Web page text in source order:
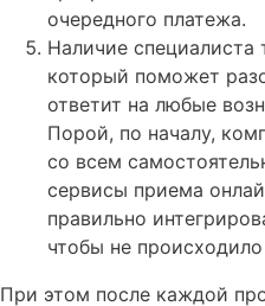
очередного платежа.
Наличие специалиста
который поможет
ответит на любые
Порой, по началу,
со всем
сервисы приема
правильно
чтобы не
При этом после каждой